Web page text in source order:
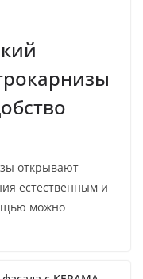
открывают
естественным и
можно